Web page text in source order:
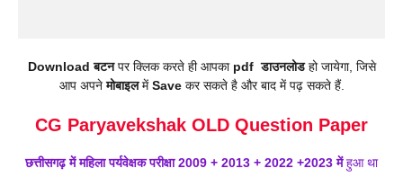
Download बटनपर क्लिक करते ही आपका pdf डाउनलोडहो जायेगा, जिसे
आप अपनेमोबाइलमेंSaveकर सकते है और बाद में पढ़ सकते हैं.
CG Paryavekshak OLD Question Paper
छत्तीसगढ़ मेंमहिलापर्यवेक्षकपरीक्षा 2009 + 2013 + 2022 +2023 मेंहुआ था